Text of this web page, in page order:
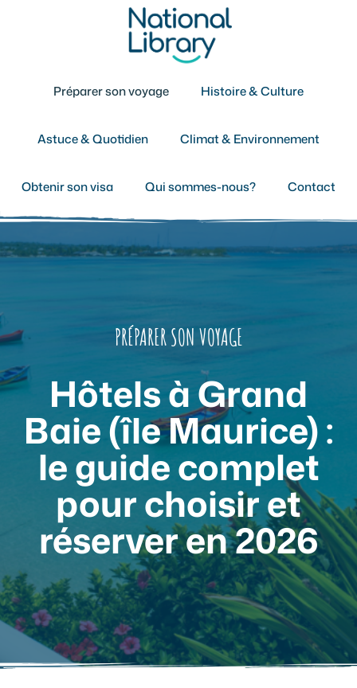
Préparer son voyage Histoire & Culture
Astuce & Quotidien Climat & Environnement
Obtenir son visa Qui sommes-nous? Contact
PRÉPARER SON VOYAGE
Hôtels à Grand
Baie (île Maurice) :
le guide complet
pour choisir et
réserver en 2026